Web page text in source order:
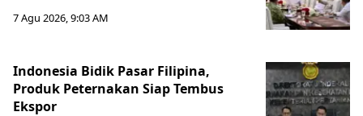
7 Agu 2026, 9:03 AM
Indonesia Bidik Pasar Filipina,
Produk Peternakan Siap Tembus
Ekspor